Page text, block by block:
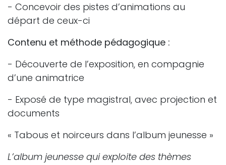
- Concevoir des pistes d’animations au
départ de ceux-ci
Contenu et méthode pédagogique :
- Découverte de l’exposition, en compagnie
d’une animatrice
- Exposé de type magistral, avec projection et
documents
« Tabous et noirceurs dans l’album jeunesse »
L’album jeunesse qui exploite des thèmes